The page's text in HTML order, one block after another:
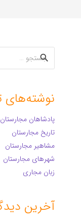
جستجو
برای:
نوشته‌های
پادشاهان مجارستان
تاریخ مجارستان
مشاهیر مجارستان
شهرهای مجارستان
زبان مجاری
آخرین